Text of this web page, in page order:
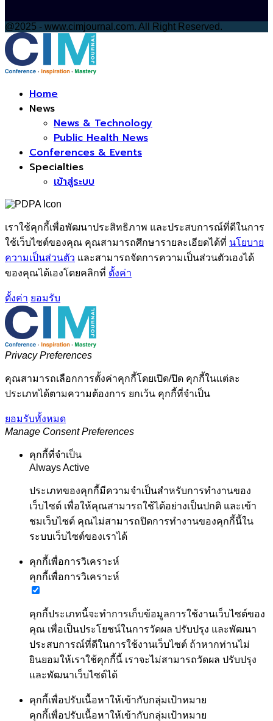
@2025 - www.cimjournal.com. All Right Reserved.
Home
News
News & Technology
Public Health News
Conferences & Events
Specialties
เข้าสู่ระบบ
เราใช้คุกกี้เพื่อพัฒนาประสิทธิภาพ และประสบการณ์ที่ดีในการ
ใช้เว็บไซต์ของคุณ คุณสามารถศึกษารายละเอียดได้ที่ นโยบาย
ความเป็นส่วนตัว และสามารถจัดการความเป็นส่วนตัวเองได้
ของคุณได้เองโดยคลิกที่ ตั้งค่า
ตั้งค่า ยอมรับ
Privacy Preferences
คุณสามารถเลือกการตั้งค่าคุกกี้โดยเปิด/ปิด คุกกี้ในแต่ละ
ประเภทได้ตามความต้องการ ยกเว้น คุกกี้ที่จำเป็น
ยอมรับทั้งหมด
Manage Consent Preferences
คุกกี้ที่จำเป็น
Always Active
ประเภทของคุกกี้มีความจำเป็นสำหรับการทำงานของ
เว็บไซต์ เพื่อให้คุณสามารถใช้ได้อย่างเป็นปกติ และเข้า
ชมเว็บไซต์ คุณไม่สามารถปิดการทำงานของคุกกี้นี้ใน
ระบบเว็บไซต์ของเราได้
คุกกี้เพื่อการวิเคราะห์
คุกกี้เพื่อการวิเคราะห์
คุกกี้ประเภทนี้จะทำการเก็บข้อมูลการใช้งานเว็บไซต์ของ
คุณ เพื่อเป็นประโยชน์ในการวัดผล ปรับปรุง และพัฒนา
ประสบการณ์ที่ดีในการใช้งานเว็บไซต์ ถ้าหากท่านไม่
ยินยอมให้เราใช้คุกกี้นี้ เราจะไม่สามารถวัดผล ปรับปรุง
และพัฒนาเว็บไซต์ได้
คุกกี้เพื่อปรับเนื้อหาให้เข้ากับกลุ่มเป้าหมาย
คุกกี้เพื่อปรับเนื้อหาให้เข้ากับกลุ่มเป้าหมาย